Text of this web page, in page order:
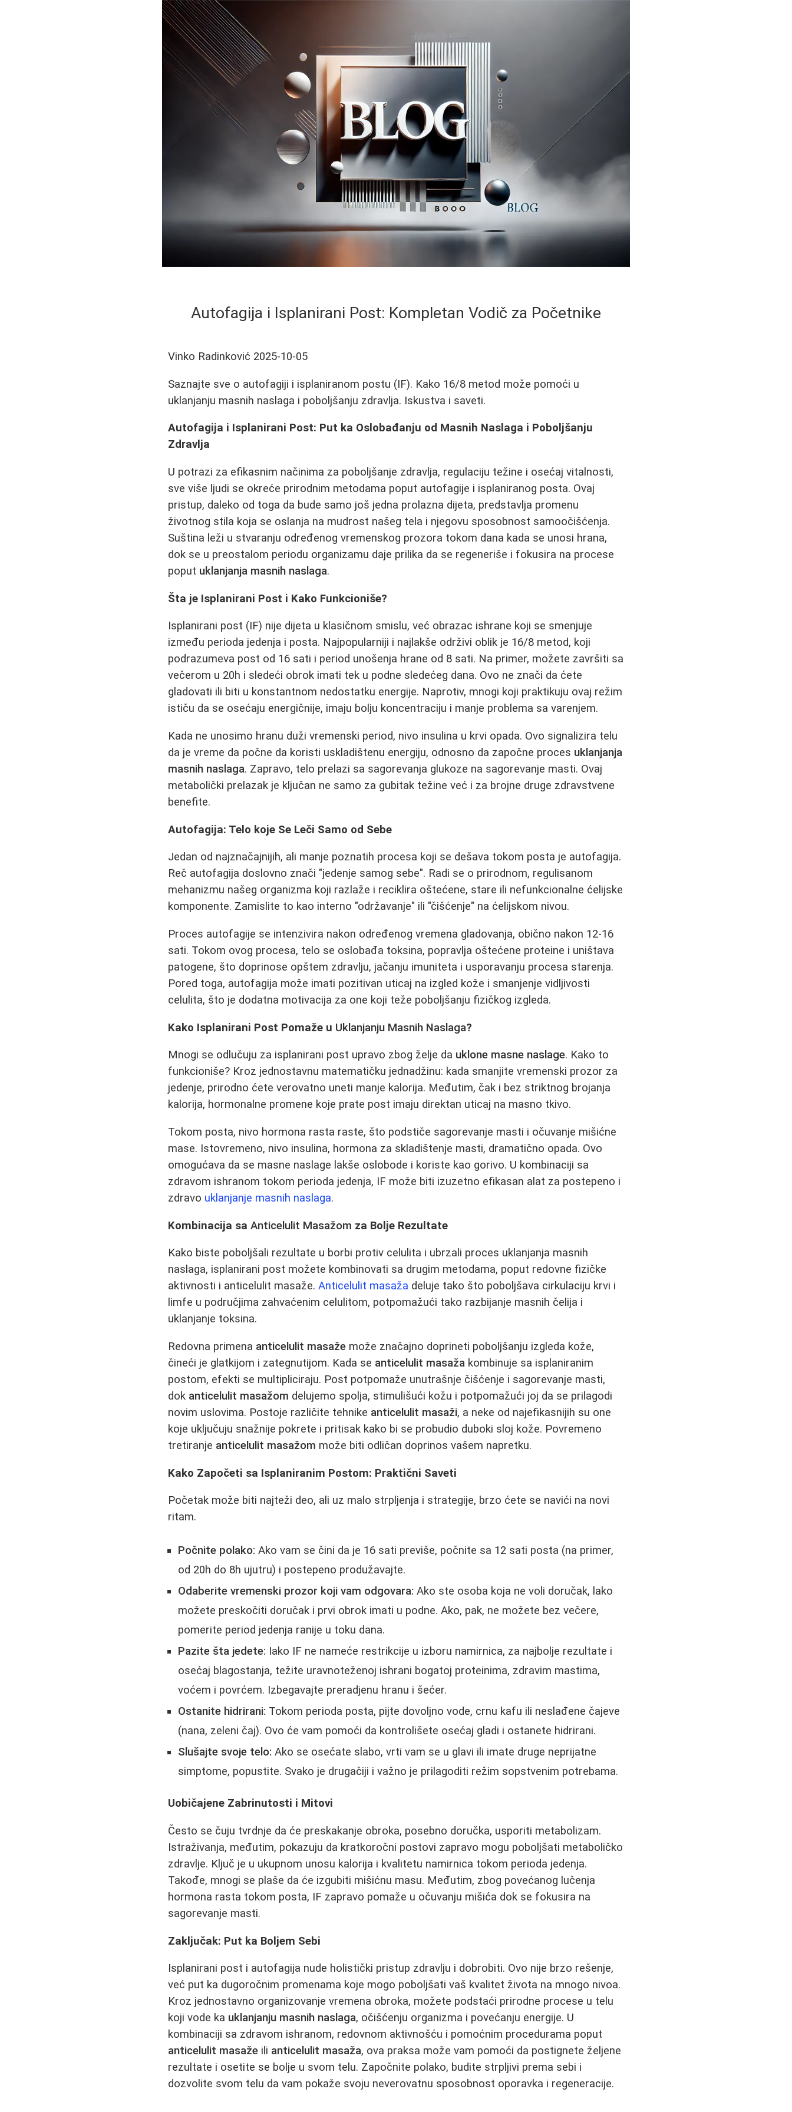
Autofagija i Isplanirani Post: Kompletan Vodič za Početnike
Vinko Radinković 2025-10-05
Saznajte sve o autofagiji i isplaniranom postu (IF). Kako 16/8 metod može pomoći u
uklanjanju masnih naslaga i poboljšanju zdravlja. Iskustva i saveti.
Autofagija i Isplanirani Post: Put ka Oslobađanju od Masnih Naslaga i Poboljšanju
Zdravlja
U potrazi za efikasnim načinima za poboljšanje zdravlja, regulaciju težine i osećaj vitalnosti,
sve više ljudi se okreće prirodnim metodama poput autofagije i isplaniranog posta. Ovaj
pristup, daleko od toga da bude samo još jedna prolazna dijeta, predstavlja promenu
životnog stila koja se oslanja na mudrost našeg tela i njegovu sposobnost samoočišćenja.
Suština leži u stvaranju određenog vremenskog prozora tokom dana kada se unosi hrana,
dok se u preostalom periodu organizamu daje prilika da se regeneriše i fokusira na procese
poput uklanjanja masnih naslaga.
Šta je Isplanirani Post i Kako Funkcioniše?
Isplanirani post (IF) nije dijeta u klasičnom smislu, već obrazac ishrane koji se smenjuje
između perioda jedenja i posta. Najpopularniji i najlakše održivi oblik je 16/8 metod, koji
podrazumeva post od 16 sati i period unošenja hrane od 8 sati. Na primer, možete završiti sa
večerom u 20h i sledeći obrok imati tek u podne sledećeg dana. Ovo ne znači da ćete
gladovati ili biti u konstantnom nedostatku energije. Naprotiv, mnogi koji praktikuju ovaj režim
ističu da se osećaju energičnije, imaju bolju koncentraciju i manje problema sa varenjem.
Kada ne unosimo hranu duži vremenski period, nivo insulina u krvi opada. Ovo signalizira telu
da je vreme da počne da koristi uskladištenu energiju, odnosno da započne proces uklanjanja
masnih naslaga. Zapravo, telo prelazi sa sagorevanja glukoze na sagorevanje masti. Ovaj
metabolički prelazak je ključan ne samo za gubitak težine već i za brojne druge zdravstvene
benefite.
Autofagija: Telo koje Se Leči Samo od Sebe
Jedan od najznačajnijih, ali manje poznatih procesa koji se dešava tokom posta je autofagija.
Reč autofagija doslovno znači "jedenje samog sebe". Radi se o prirodnom, regulisanom
mehanizmu našeg organizma koji razlaže i reciklira oštećene, stare ili nefunkcionalne ćelijske
komponente. Zamislite to kao interno "održavanje" ili "čišćenje" na ćelijskom nivou.
Proces autofagije se intenzivira nakon određenog vremena gladovanja, obično nakon 12-16
sati. Tokom ovog procesa, telo se oslobađa toksina, popravlja oštećene proteine i uništava
patogene, što doprinose opštem zdravlju, jačanju imuniteta i usporavanju procesa starenja.
Pored toga, autofagija može imati pozitivan uticaj na izgled kože i smanjenje vidljivosti
celulita, što je dodatna motivacija za one koji teže poboljšanju fizičkog izgleda.
Kako Isplanirani Post Pomaže u Uklanjanju Masnih Naslaga?
Mnogi se odlučuju za isplanirani post upravo zbog želje da uklone masne naslage. Kako to
funkcioniše? Kroz jednostavnu matematičku jednadžinu: kada smanjite vremenski prozor za
jedenje, prirodno ćete verovatno uneti manje kalorija. Međutim, čak i bez striktnog brojanja
kalorija, hormonalne promene koje prate post imaju direktan uticaj na masno tkivo.
Tokom posta, nivo hormona rasta raste, što podstiče sagorevanje masti i očuvanje mišićne
mase. Istovremeno, nivo insulina, hormona za skladištenje masti, dramatično opada. Ovo
omogućava da se masne naslage lakše oslobode i koriste kao gorivo. U kombinaciji sa
zdravom ishranom tokom perioda jedenja, IF može biti izuzetno efikasan alat za postepeno i
zdravo uklanjanje masnih naslaga.
Kombinacija saAnticelulit Masažom za Bolje Rezultate
Kako biste poboljšali rezultate u borbi protiv celulita i ubrzali proces uklanjanja masnih
naslaga, isplanirani post možete kombinovati sa drugim metodama, poput redovne fizičke
aktivnosti i anticelulit masaže.Anticelulit masaža deluje tako što poboljšava cirkulaciju krvi i
limfe u područjima zahvaćenim celulitom, potpomažući tako razbijanje masnih čelija i
uklanjanje toksina.
Redovna primena anticelulit masaže može značajno doprineti poboljšanju izgleda kože,
čineći je glatkijom i zategnutijom. Kada se anticelulit masaža kombinuje sa isplaniranim
postom, efekti se multipliciraju. Post potpomaže unutrašnje čišćenje i sagorevanje masti,
dok anticelulit masažom delujemo spolja, stimulišući kožu i potpomažući joj da se prilagodi
novim uslovima. Postoje različite tehnike anticelulit masaži, a neke od najefikasnijih su one
koje uključuju snažnije pokrete i pritisak kako bi se probudio duboki sloj kože. Povremeno
tretiranje anticelulit masažom može biti odličan doprinos vašem napretku.
Kako Započeti sa Isplaniranim Postom: Praktični Saveti
Početak može biti najteži deo, ali uz malo strpljenja i strategije, brzo ćete se navići na novi
ritam.
Počnite polako: Ako vam se čini da je 16 sati previše, počnite sa 12 sati posta (na primer,
od 20h do 8h ujutru) i postepeno produžavajte.
Odaberite vremenski prozor koji vam odgovara: Ako ste osoba koja ne voli doručak, lako
možete preskočiti doručak i prvi obrok imati u podne. Ako, pak, ne možete bez večere,
pomerite period jedenja ranije u toku dana.
Pazite šta jedete: Iako IF ne nameće restrikcije u izboru namirnica, za najbolje rezultate i
osećaj blagostanja, težite uravnoteženoj ishrani bogatoj proteinima, zdravim mastima,
voćem i povrćem. Izbegavajte preradjenu hranu i šećer.
Ostanite hidrirani: Tokom perioda posta, pijte dovoljno vode, crnu kafu ili neslađene čajeve
(nana, zeleni čaj). Ovo će vam pomoći da kontrolišete osećaj gladi i ostanete hidrirani.
Slušajte svoje telo: Ako se osećate slabo, vrti vam se u glavi ili imate druge neprijatne
simptome, popustite. Svako je drugačiji i važno je prilagoditi režim sopstvenim potrebama.
Uobičajene Zabrinutosti i Mitovi
Često se čuju tvrdnje da će preskakanje obroka, posebno doručka, usporiti metabolizam.
Istraživanja, međutim, pokazuju da kratkoročni postovi zapravo mogu poboljšati metaboličko
zdravlje. Ključ je u ukupnom unosu kalorija i kvalitetu namirnica tokom perioda jedenja.
Takođe, mnogi se plaše da će izgubiti mišićnu masu. Međutim, zbog povećanog lučenja
hormona rasta tokom posta, IF zapravo pomaže u očuvanju mišića dok se fokusira na
sagorevanje masti.
Zaključak: Put ka Boljem Sebi
Isplanirani post i autofagija nude holistički pristup zdravlju i dobrobiti. Ovo nije brzo rešenje,
već put ka dugoročnim promenama koje mogo poboljšati vaš kvalitet života na mnogo nivoa.
Kroz jednostavno organizovanje vremena obroka, možete podstaći prirodne procese u telu
koji vode ka uklanjanju masnih naslaga, očišćenju organizma i povećanju energije. U
kombinaciji sa zdravom ishranom, redovnom aktivnošću i pomoćnim procedurama poput
anticelulit masaže ili anticelulit masaža, ova praksa može vam pomoći da postignete željene
rezultate i osetite se bolje u svom telu. Započnite polako, budite strpljivi prema sebi i
dozvolite svom telu da vam pokaže svoju neverovatnu sposobnost oporavka i regeneracije.